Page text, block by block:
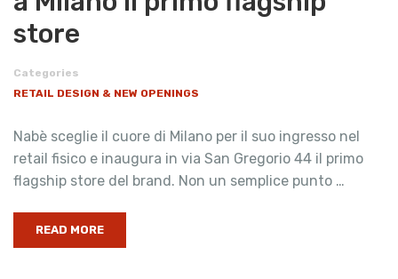
store
Categories
RETAIL DESIGN & NEW OPENINGS
Nabè sceglie il cuore di Milano per il suo ingresso nel
retail fisico e inaugura in via San Gregorio 44 il primo
flagship store del brand. Non un semplice punto …
READ MORE